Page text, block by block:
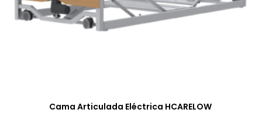
Cama Articulada Eléctrica HCARELOW